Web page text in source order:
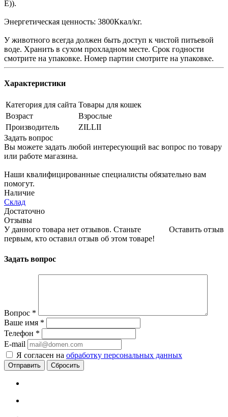
Е)).
Энергетическая ценность: 3800Ккал/кг.
У животного всегда должен быть доступ к чистой питьевой
воде. Хранить в сухом прохладном месте. Срок годности
смотрите на упаковке. Номер партии смотрите на упаковке.
Характеристики
Категория для сайта Товары для кошек
Возраст
Взрослые
Производитель
ZILLII
Задать вопрос
Вы можете задать любой интересующий вас вопрос по товару
или работе магазина.
Наши квалифицированные специалисты обязательно вам
помогут.
Наличие
Склад
Достаточно
Отзывы
Оставить отзыв
У данного товара нет отзывов. Станьте
первым, кто оставил отзыв об этом товаре!
Задать вопрос
Вопрос *
Ваше имя *
Телефон *
E-mail
Я согласен на обработку персональных данных
Сбросить